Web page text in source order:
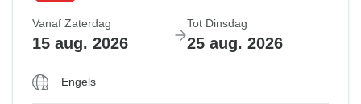
Vanaf Zaterdag
15 aug. 2026
Tot Dinsdag
25 aug. 2026
Engels